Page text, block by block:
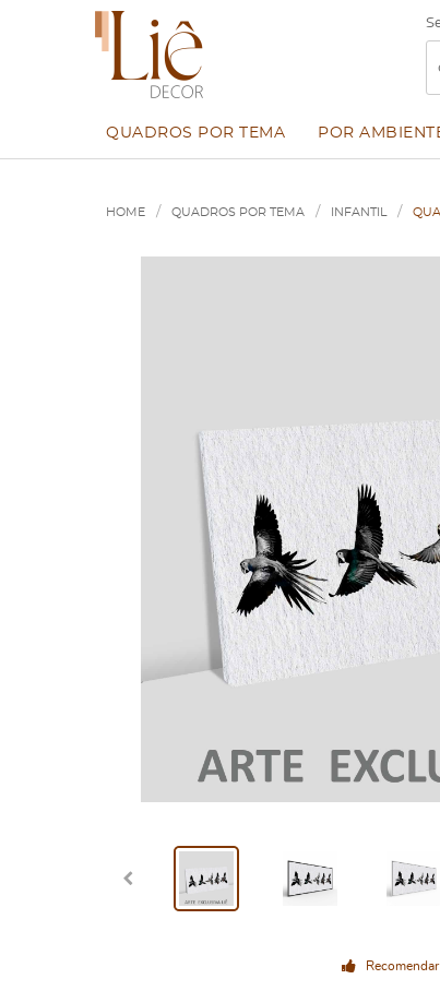
QUADROS POR TEMA POR
HOME QUADROS POR TEMA INFANTIL